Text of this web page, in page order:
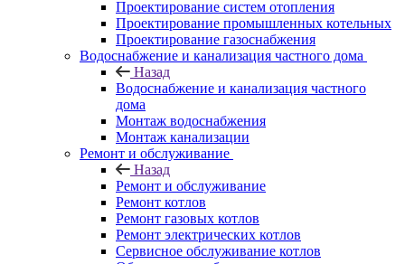
Проектирование систем отопления
Проектирование промышленных котельных
Проектирование газоснабжения
Водоснабжение и канализация частного дома
Назад
Водоснабжение и канализация частного
дома
Монтаж водоснабжения
Монтаж канализации
Ремонт и обслуживание
Назад
Ремонт и обслуживание
Ремонт котлов
Ремонт газовых котлов
Ремонт электрических котлов
Сервисное обслуживание котлов